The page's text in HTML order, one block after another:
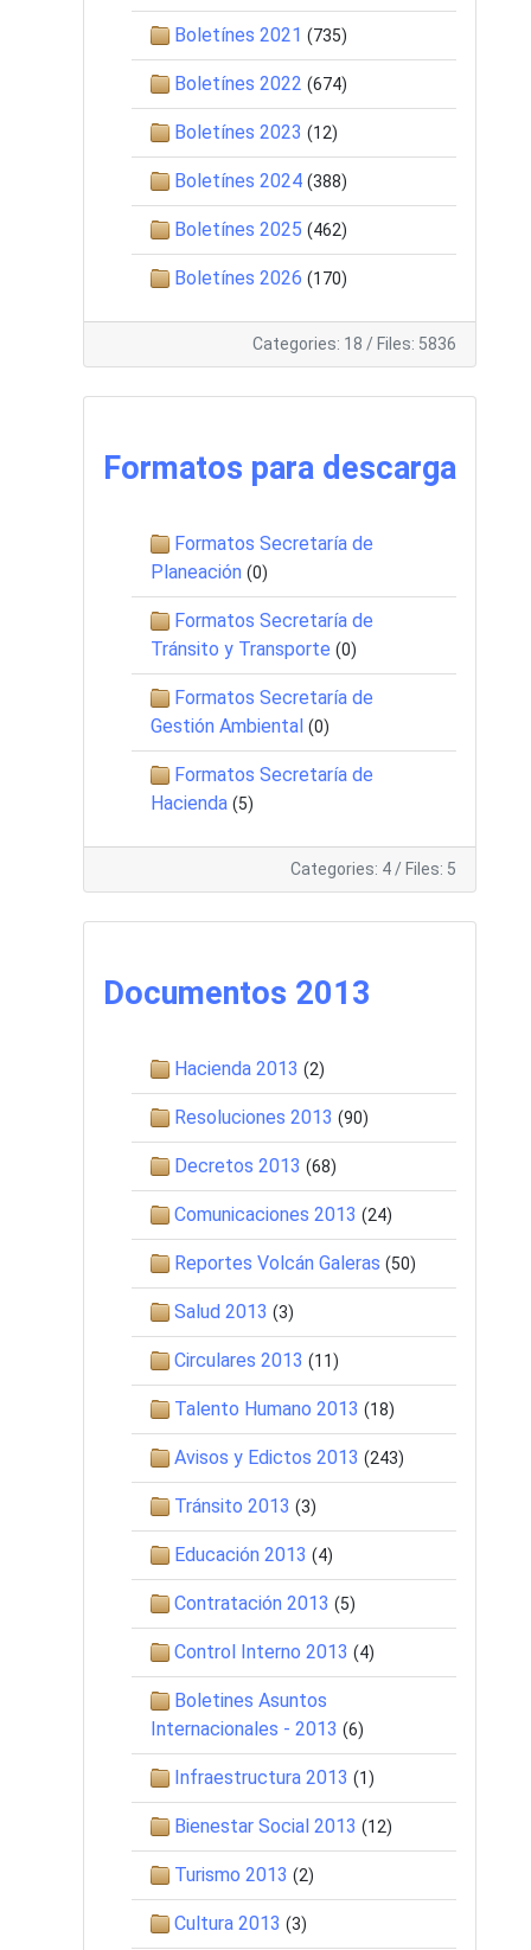
Boletínes 2021 (735)
Boletínes 2022 (674)
Boletínes 2023 (12)
Boletínes 2024 (388)
Boletínes 2025 (462)
Boletínes 2026 (170)
Categories: 18 / Files: 5836
Formatos para descarga
Formatos Secretaría de
Planeación (0)
Formatos Secretaría de
Tránsito y Transporte (0)
Formatos Secretaría de
Gestión Ambiental (0)
Formatos Secretaría de
Hacienda (5)
Categories: 4 / Files: 5
Documentos 2013
Hacienda 2013 (2)
Resoluciones 2013 (90)
Decretos 2013 (68)
Comunicaciones 2013 (24)
Reportes Volcán Galeras (50)
Salud 2013 (3)
Circulares 2013 (11)
Talento Humano 2013 (18)
Avisos y Edictos 2013 (243)
Tránsito 2013 (3)
Educación 2013 (4)
Contratación 2013 (5)
Control Interno 2013 (4)
Boletines Asuntos
Internacionales - 2013 (6)
Infraestructura 2013 (1)
Bienestar Social 2013 (12)
Turismo 2013 (2)
Cultura 2013 (3)